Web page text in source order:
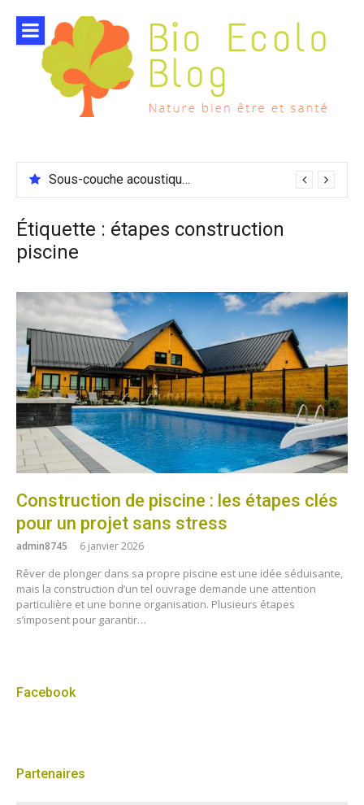
contenu
Sous-couche acoustique compatible chauffage sol
Étiquette : étapes construction
piscine
Construction de piscine : les étapes clés
pour un projet sans stress
admin8745 6 janvier 2026
Rêver de plonger dans sa propre piscine est une idée séduisante,
mais la construction d’un tel ouvrage demande une attention
particulière et une bonne organisation. Plusieurs étapes
s’imposent pour garantir…
Facebook
Partenaires